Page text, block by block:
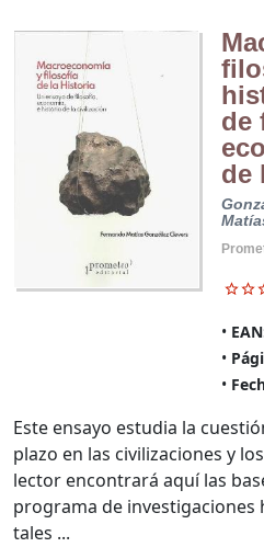
de
de
Este ensayo estudia la
plazo en las civilizaciones y
lector encontrará aquí las
programa de
tales ...